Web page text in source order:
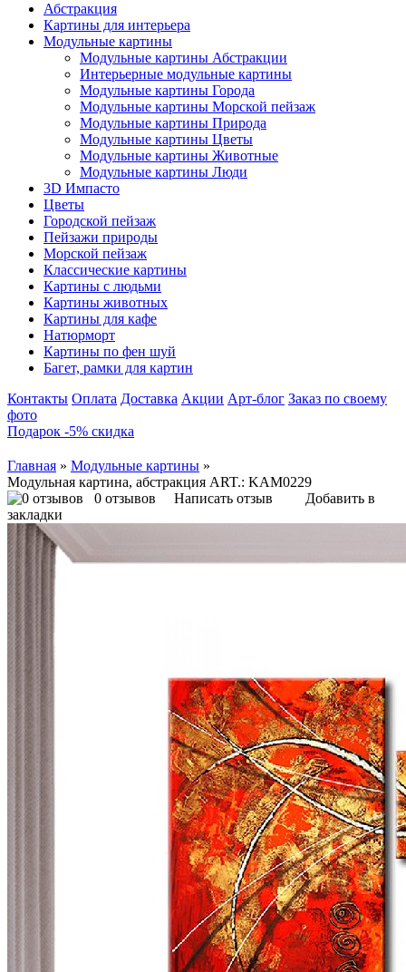
Абстракция
Картины для интерьера
Модульные картины
Модульные картины Абстракции
Интерьерные модульные картины
Модульные картины Города
Модульные картины Морской пейзаж
Модульные картины Природа
Модульные картины Цветы
Модульные картины Животные
Модульные картины Люди
3D Импасто
Цветы
Городской пейзаж
Пейзажи природы
Морской пейзаж
Классические картины
Картины с людьми
Картины животных
Картины для кафе
Натюрморт
Картины по фен шуй
Багет, рамки для картин
Контакты Оплата Доставка Акции Арт-блог Заказ по своему
фото
Подарок -5% скидка
Главная » Модульные картины »
Модульная картина, абстракция ART.: KAM0229
0 отзывов
Написать отзыв
Добавить в
закладки